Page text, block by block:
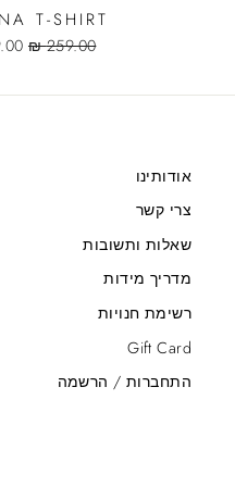
T-SHIRT
Regular
259.00 ₪
₪
אודותינו
צרי קשר
שאלות ותשובות
מדריך מידות
רשימת חנויות
Gift Card
התחברות / הרשמה